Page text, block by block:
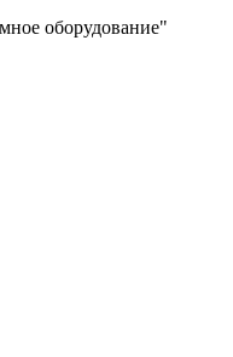
оборудование"